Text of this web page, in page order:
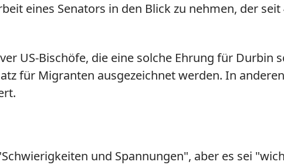
eines Senators in den Blick zu nehmen, der seit
US-Bischöfe, die eine solche Ehrung für Durbin
für Migranten ausgezeichnet werden. In
und Spannungen", aber es sei